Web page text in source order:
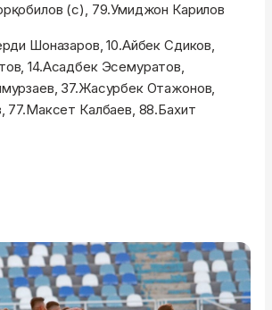
(с), 79.Умиджон Карилов
Шоназаров, 10.Айбек Сдиков,
14.Асадбек Эсемуратов,
37.Жасурбек Отажонов,
77.Максет Калбаев, 88.Бахит